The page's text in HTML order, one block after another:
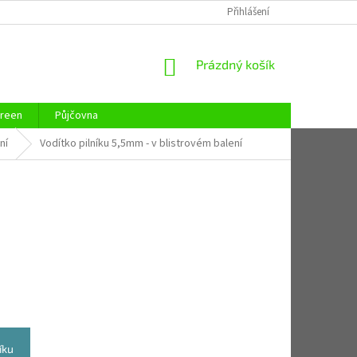
KONTAKTY
Přihlášení
NÁKUPNÍ
Prázdný košík
Půjčovna
Vodítko pilníku 5,5mm - v blistrovém balení